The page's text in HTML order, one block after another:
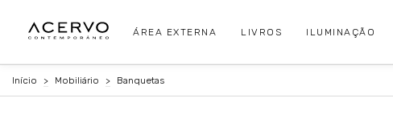
ÁREA EXTERNA LIVROS ILUMINAÇÃO
Início > Mobiliário > Banquetas